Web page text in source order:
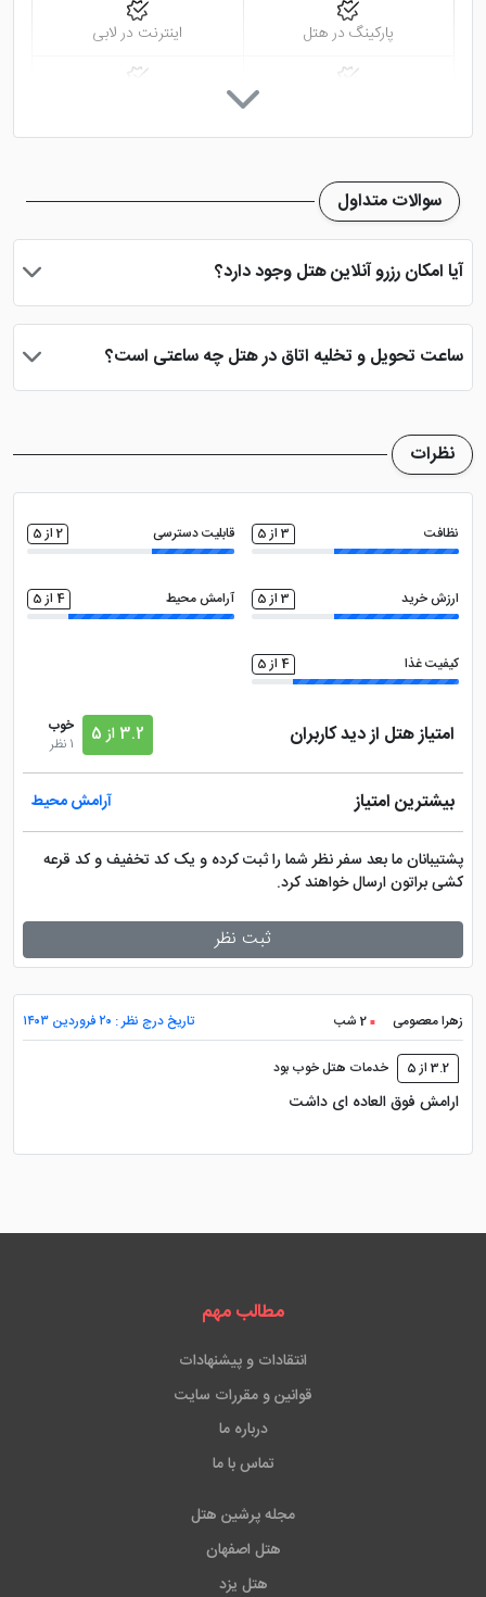
پارکینگ در هتل اینترنت در لابی
سوالات متداول
آیا امکان رزرو آنلاین هتل وجود دارد؟
بله، با انتخاب تاریخ ورود و خروج، نوع اتاق و تعداد نفرات می توانید
دریافت نمایید.
ساعت تحویل و تخلیه اتاق در هتل چه ساعتی است؟
ساعت تحویل اتاق ساعت 2 بعد از ظهر و ساعت تخلیه اتاق 12 ظهر
نظرات
نظافت 3 از 5 قابلیت دسترسی 2 از 5
ارزش خرید 3 از 5 آرامش محیط 4 از 5
کیفیت غذا 4 از 5
امتیاز هتل از دید کاربران 3.2 از 5
خوب
1 نظر
بیشترین امتیاز آرامش محیط
پشتیبانان ما بعد سفر نظر شما را ثبت کرده و یک کد تخفیف و کد قرعه
کشی براتون ارسال خواهند کرد.
ثبت نظر
زهرا معصومی 2 شب تاریخ درج نظر : ۲۰ فروردین ۱۴۰۳
3.2 از 5 خدمات هتل خوب بود
ارامش فوق العاده ای داشت
مطالب مهم
انتقادات و پیشنهادات
قوانین و مقررات سایت
درباره ما
تماس با ما
مجله پرشین هتل
هتل اصفهان
هتل یزد